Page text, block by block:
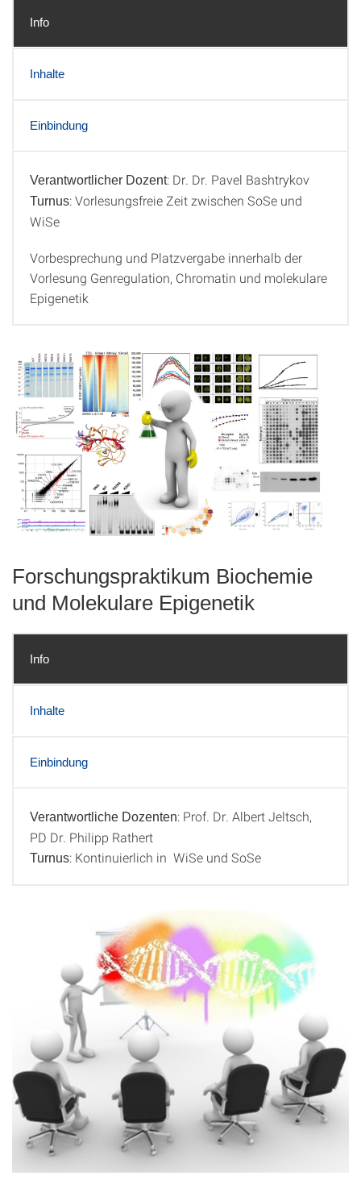
Info
Inhalte
Einbindung
Info
Verantwortlicher Dozent: Dr. Dr. Pavel Bashtrykov
Turnus: Vorlesungsfreie Zeit zwischen SoSe und
WiSe
Vorbesprechung und Platzvergabe innerhalb der
Vorlesung Genregulation, Chromatin und molekulare
Epigenetik
Forschungspraktikum Biochemie
und Molekulare Epigenetik
Info
Inhalte
Einbindung
Info
Verantwortliche Dozenten: Prof. Dr. Albert Jeltsch,
PD Dr. Philipp Rathert
Turnus: Kontinuierlich in WiSe und SoSe